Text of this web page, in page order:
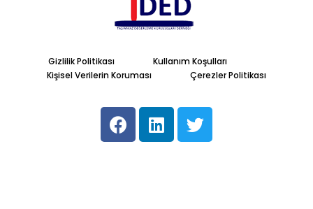
Gizlilik Politikası
Kullanım Koşulları
Kişisel Verilerin Koruması
Çerezler Politikası